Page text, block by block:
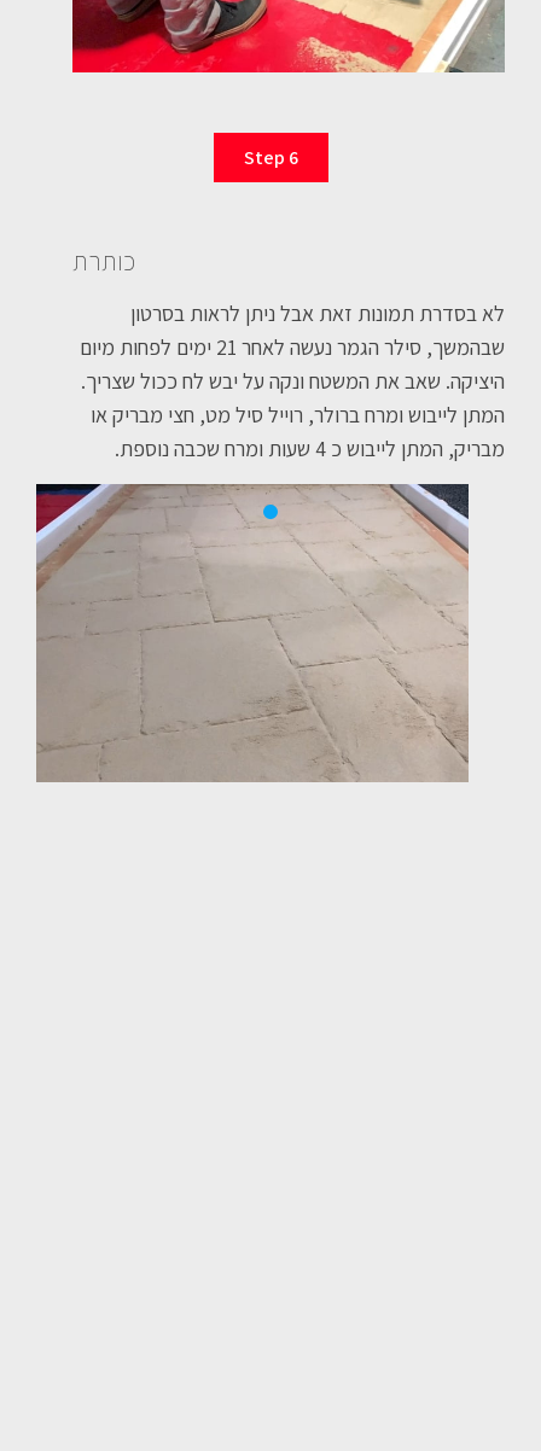
Step 6
כותרת
לא בסדרת תמונות זאת אבל ניתן לראות בסרטון
שבהמשך, סילר הגמר נעשה לאחר 21 ימים לפחות מיום
היציקה. שאב את המשטח ונקה על יבש לח ככול שצריך.
המתן לייבוש ומרח ברולר, רוייל סיל מט, חצי מבריק או
מבריק, המתן לייבוש כ 4 שעות ומרח שכבה נוספת.